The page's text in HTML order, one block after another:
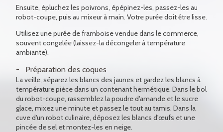
Ensuite, épluchez les poivrons, épépinez-les, passez-les au
robot-coupe, puis au mixeur à main. Votre purée doit être lisse.
Utilisez une purée de framboise vendue dans le commerce,
souvent congelée (laissez-la décongeler à température
ambiante).
Préparation des coques
La veille, séparez les blancs des jaunes et gardez les blancs à
température pièce dans un contenant hermétique. Dans le bol
du robot-coupe, rassemblez la poudre d'amande et le sucre
glace, mixez une minute et passez le tout au tamis. Dans la
cuve d'un robot culinaire, déposez les blancs d'œufs et une
pincée de sel et montez-les en neige.